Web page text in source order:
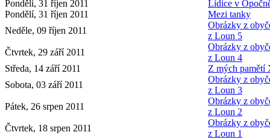
Pondělí, 31 říjen 2011
Lidice v
Pondělí, 31 říjen 2011
Mezi tanky
Neděle, 09 říjen 2011
Obrázky z
z Loun 5
Čtvrtek, 29 září 2011
Obrázky z
z Loun 4
Středa, 14 září 2011
Z mých pamětí
Sobota, 03 září 2011
Obrázky z
z Loun 3
Pátek, 26 srpen 2011
Obrázky z
z Loun 2
Čtvrtek, 18 srpen 2011
Obrázky z
z Loun 1